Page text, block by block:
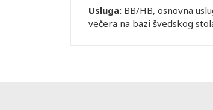
Usluga: BB/HB, osnovna
večera na bazi švedskog